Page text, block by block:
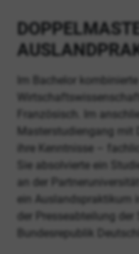
Im Bachelor
Französisch. Im
Masterstudiengang
ihre Kenntnisse –
Sie absolvierte ein
an der
ein Auslandspraktikum
der Presseabteilung
Bundesrepublik